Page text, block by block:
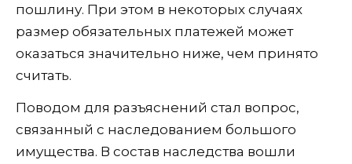
пошлину. При этом в некоторых случаях
размер обязательных платежей может
оказаться значительно ниже, чем принято
считать.
Поводом для разъяснений стал вопрос,
связанный с наследованием большого
имущества. В состав наследства вошли